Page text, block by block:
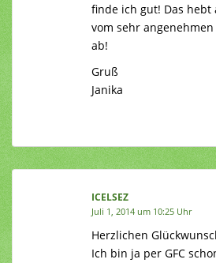
finde ich gut! Das hebt
vom sehr
ab!
Gruß
Janika
ICELSEZ
Juli 1, 2014 um 10:25 Uhr
Herzlichen
Ich bin ja per GFC